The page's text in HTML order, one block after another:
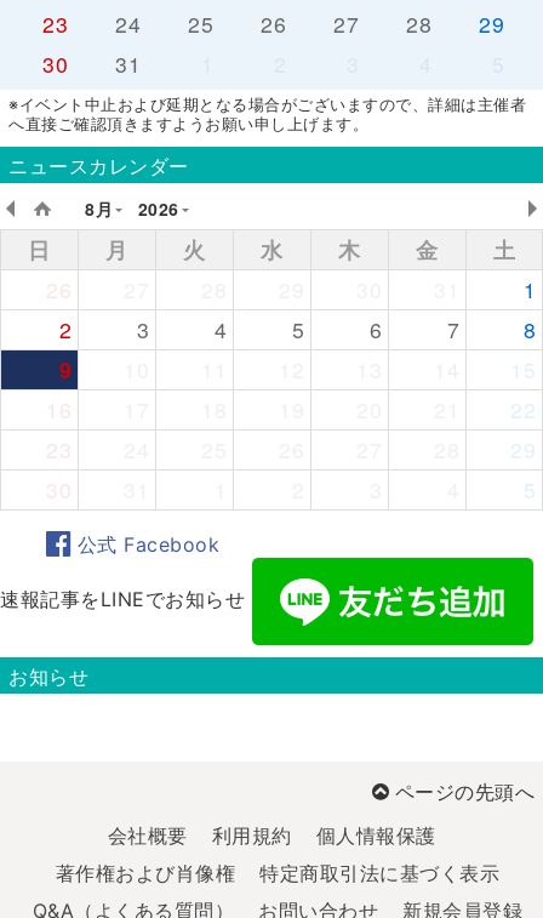
23
24 25 26 27 28
29
30
31 5
※イベント中止および延期となる場合がございますので、詳細は主催者
へ直接ご確認頂きますようお願い申し上げます。
ニュースカレンダー
8月
2026
日 月 火 水 木 金
土
26
1
2
3 4 5 6 7
8
9
15
16
22
23
29
30
5
公式 Facebook
速報記事をLINEでお知らせ
お知らせ
ページの先頭へ
会社概要
利用規約
個人情報保護
著作権および肖像権
特定商取引法に基づく表示
Q&A（よくある質問）
お問い合わせ 新規会員登録